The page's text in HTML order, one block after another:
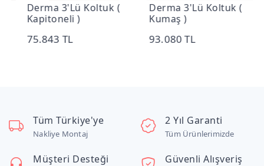
Derma 3'Lü Koltuk (
Kapitoneli )
75.843 TL
Derma 3'Lü Koltuk (
Kumaş )
93.080 TL
Tüm Türkiye'ye
Nakliye Montaj
2 Yıl Garanti
Tüm Ürünlerimizde
Müşteri Desteği Güvenli Alışveriş